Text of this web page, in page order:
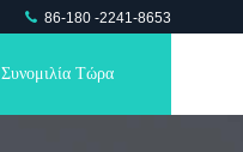
86-180 -2241-8653
Συνομιλία Τώρα